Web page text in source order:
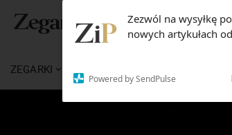
Zezwól na wysyłkę
nowych artykułach
Powered by SendPulse
ZEGARKI